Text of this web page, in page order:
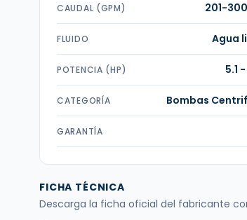
CAUDAL (GPM) 201-
FLUIDO Agua
POTENCIA (HP) 5.1
CATEGORÍA Bombas
GARANTÍA
FICHA TÉCNICA
Descarga la ficha oficial del fabricante